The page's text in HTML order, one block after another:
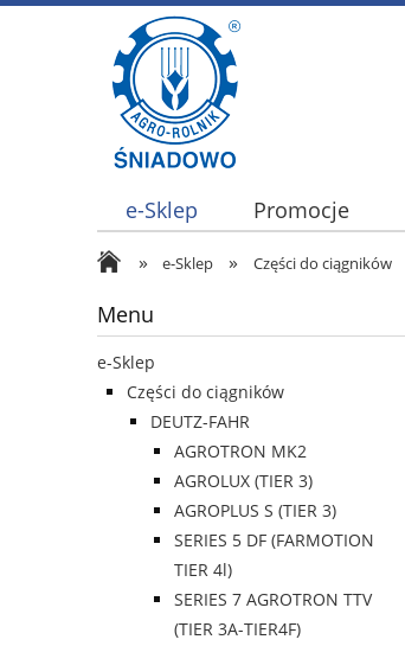
e-Sklep Promocje
» e-Sklep » Części do ciągników
Menu
e-Sklep
Części do ciągników
DEUTZ-FAHR
AGROTRON MK2
AGROLUX (TIER 3)
AGROPLUS S (TIER 3)
SERIES 5 DF (FARMOTION
TIER 4l)
SERIES 7 AGROTRON TTV
(TIER 3A-TIER4F)